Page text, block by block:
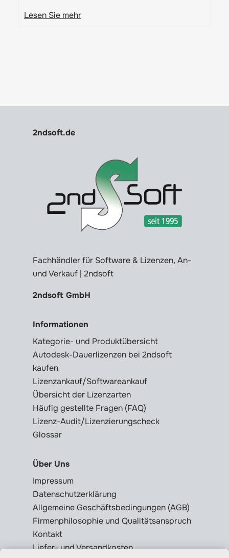
und unkompliziert.
Lesen Sie mehr
2ndsoft.de
Fachhändler für Software & Lizenzen, An-
und Verkauf | 2ndsoft
2ndsoft GmbH
Informationen
Kategorie- und Produktübersicht
Autodesk-Dauerlizenzen bei 2ndsoft
kaufen
Lizenzankauf/Softwareankauf
Übersicht der Lizenzarten
Häufig gestellte Fragen (FAQ)
Lizenz-Audit/Lizenzierungscheck
Glossar
Über Uns
Impressum
Datenschutzerklärung
Allgemeine Geschäftsbedingungen (AGB)
Firmenphilosophie und Qualitätsanspruch
Kontakt
Liefer- und Versandkosten